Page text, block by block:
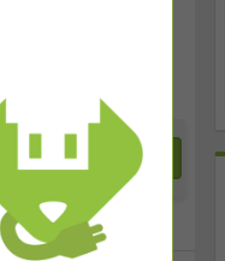
Toevoegen